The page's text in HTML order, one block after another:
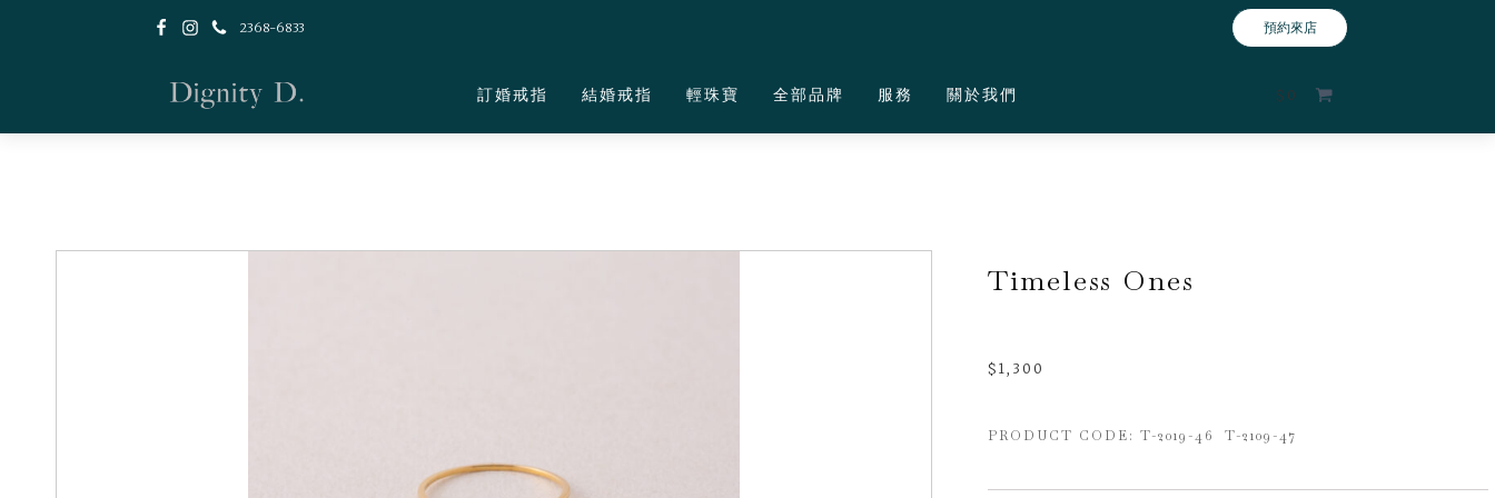
2368-6833 預約來店
訂婚戒指 結婚戒指 輕珠寶 全部品牌 服務 關於我們 $ 0
Timeless Ones
$ 1,300
PRODUCT CODE: T-2019-46 T-2109-47